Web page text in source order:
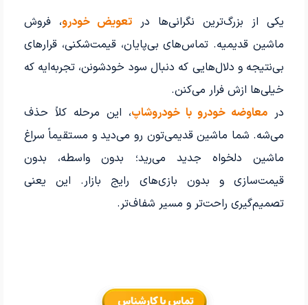
یکی از بزرگ‌ترین نگرانی‌ها درتعویض خودرو، فروش
ماشین قدیمیه. تماس‌های بی‌پایان، قیمت‌شکنی، قرارهای
بی‌نتیجه و دلال‌هایی که دنبال سود خودشونن، تجربه‌ایه که
خیلی‌ها ازش فرار می‌کنن.
در معاوضه خودرو با خودروشاپ، این مرحله کلاً حذف
می‌شه. شما ماشین قدیمی‌تون رو می‌دید و مستقیماً سراغ
ماشین دلخواه جدید می‌رید؛ بدون واسطه، بدون
قیمت‌سازی و بدون بازی‌های رایج بازار. این یعنی
تصمیم‌گیری راحت‌تر و مسیر شفاف‌تر.